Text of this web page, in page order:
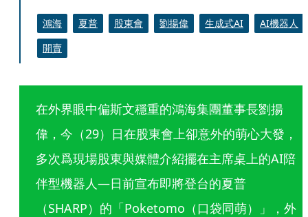
鴻海 夏普 股東會 劉揚偉 生成式AI
AI機器人
開賣
在外界眼中偏斯文穩重的鴻海集團董事長劉揚
偉，今（29）日在股東會上卻意外的萌心大發，
多次爲現場股東與媒體介紹擺在主席桌上的AI陪
伴型機器人—日前宣布即將登台的夏普
（SHARP）的「Poketomo（口袋同萌）」，外